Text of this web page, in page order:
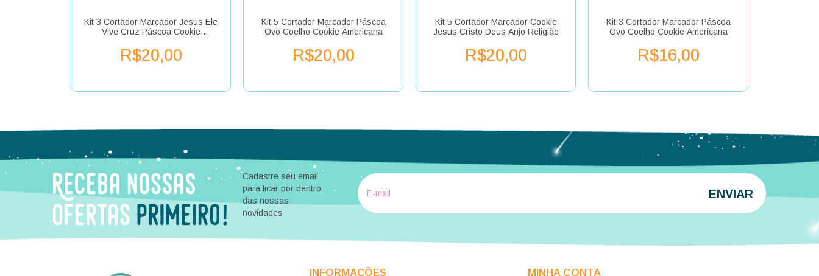
Kit 3 Cortador Marcador Jesus Ele
Vive Cruz Páscoa Cookie
R$20,00
Kit 5 Cortador Marcador Páscoa
Ovo Coelho Cookie Americana
R$20,00
Kit 5 Cortador Marcador Cookie
Jesus Cristo Deus Anjo Religião
R$20,00
Kit 3 Cortador Marcador Páscoa
Ovo Coelho Cookie Americana
R$16,00
Cadastre seu email
para ficar por dentro
das nossas
novidades
INFORMAÇÕES MINHA CONTA